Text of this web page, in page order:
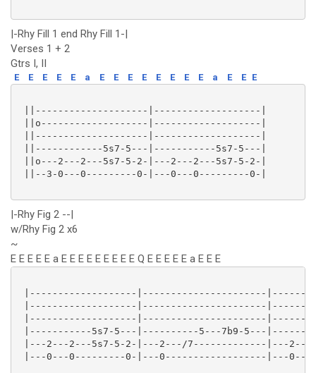
|-Rhy Fill 1 end Rhy Fill 1-|
Verses 1 + 2
Gtrs I, II
E E E E E a E E E E E E E E a E E E
||--------------------|-------------------|
||o-------------------|-------------------|
||--------------------|-------------------|
||------------5s7-5---|-----------5s7-5---|
||o---2---2---5s7-5-2-|---2---2---5s7-5-2-|
||--3-0---0---------0-|---0---0---------0-|
|-Rhy Fig 2 --|
w/Rhy Fig 2 x6
~
E E E E E a E E E E E E E E E Q E E E E E a E E E
|-------------------|----------------------
|-------------------|----------------------
|-------------------|----------------------
|-----------5s7-5---|----------5---7b9-5---
|---2---2---5s7-5-2-|---2---/7-------------|---2---
|---0---0---------0-|---0------------------|---0---